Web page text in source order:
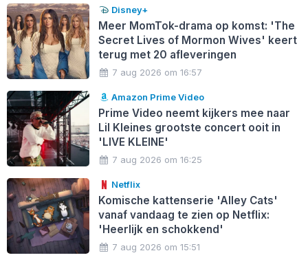
Disney+
Meer MomTok-drama op komst: 'The
Secret Lives of Mormon Wives' keert
terug met 20 afleveringen
7 aug 2026 om 16:57
Amazon Prime Video
Prime Video neemt kijkers mee naar
Lil Kleines grootste concert ooit in
'LIVE KLEINE'
7 aug 2026 om 16:25
Netflix
Komische kattenserie 'Alley Cats'
vanaf vandaag te zien op Netflix:
'Heerlijk en schokkend'
7 aug 2026 om 15:51